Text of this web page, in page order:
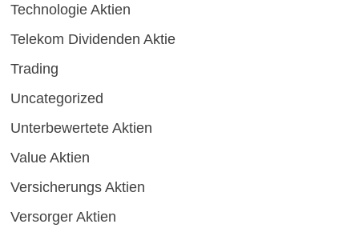
Technologie Aktien
Telekom Dividenden Aktie
Trading
Uncategorized
Unterbewertete Aktien
Value Aktien
Versicherungs Aktien
Versorger Aktien